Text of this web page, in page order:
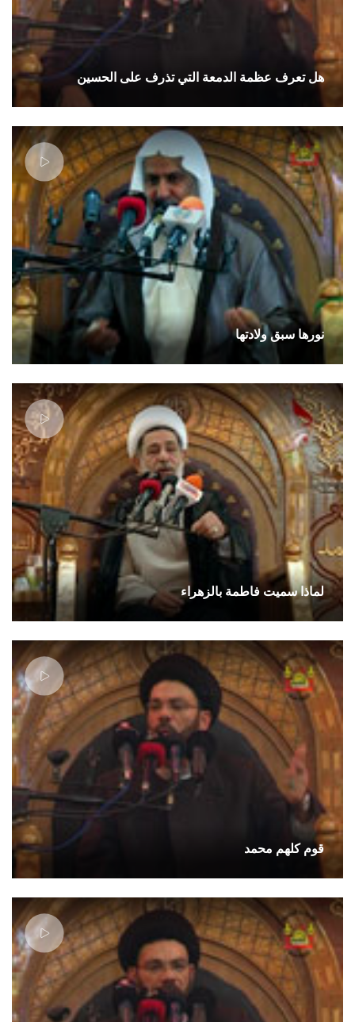
هل تعرف عظمة الدمعة التي تذرف على الحسين
نورها سبق ولادتها
لماذا سميت فاطمة بالزهراء
قوم كلهم محمد